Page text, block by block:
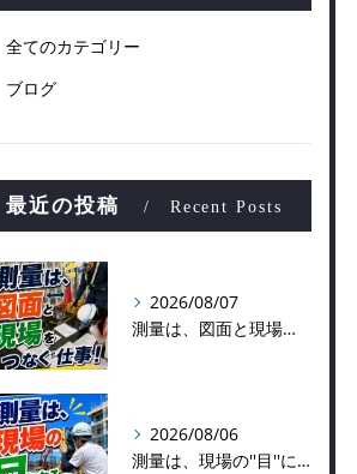
全てのカテゴリー
ブログ
最近の投稿 Recent Posts
2026/08/07
測量は、図面と現場をつなぐ仕事！
2026/08/06
測量は、現場の''目''になる仕事！？